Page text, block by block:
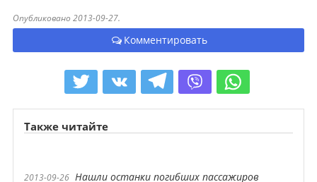
Опубликовано 2013-09-27.
Комментировать
Также читайте
2013-09-26 Нашли останки погибших пассажиров